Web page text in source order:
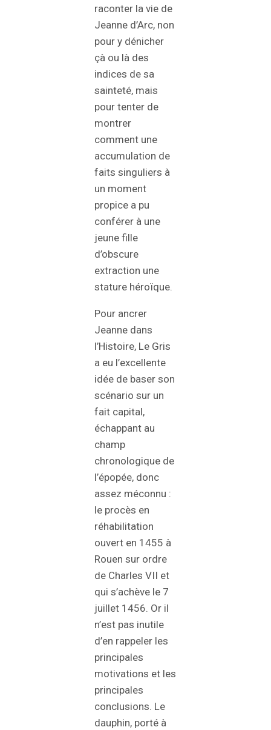
raconter la vie de
Jeanne d’Arc, non
pour y dénicher
çà ou là des
indices de sa
sainteté, mais
pour tenter de
montrer
comment une
accumulation de
faits singuliers à
un moment
propice a pu
conférer à une
jeune fille
d’obscure
extraction une
stature héroïque.
Pour ancrer
Jeanne dans
l’Histoire, Le Gris
a eu l’excellente
idée de baser son
scénario sur un
fait capital,
échappant au
champ
chronologique de
l’épopée, donc
assez méconnu :
le procès en
réhabilitation
ouvert en 1455 à
Rouen sur ordre
de Charles VII et
qui s’achève le 7
juillet 1456. Or il
n’est pas inutile
d’en rappeler les
principales
motivations et les
principales
conclusions. Le
dauphin, porté à